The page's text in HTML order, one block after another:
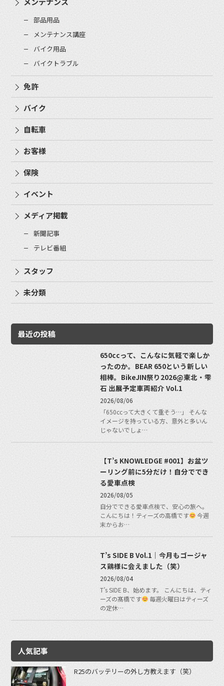
部品用品
メンテナンス講座
バイク用品
バイクトラブル
免許
バイク
自転車
お客様
保険
イベント
メディア掲載
新聞記事
テレビ番組
スタッフ
未分類
最近の投稿
650ccって、こんなに気軽で楽しか
ったのか。BEAR 650という新しい
相棒。BikeJIN祭り2026@東北・雫
石 出展予定車両紹介 Vol.1
2026/08/06
「650ccって大きくて重そう…」 そんな
イメージを持っている方、意外と多いん
じゃないでしょ…
【T’s KNOWLEDGE #001】お盆ツ
ーリング前に5分だけ！自分ででき
る愛車点検
2026/08/05
自分でできる愛車点検で、安心の旅へ。
こんにちは！ティーズの高橋です
今週
末からお…
T’s SIDE B Vol.1｜今月もゴージャ
ス鶏様に会えました（笑）
2026/08/04
T’s SIDE B、始めます。 こんにちは、ティ
ーズの髙橋です
毎週火曜日はティーズ
の定休…
人気記事
R25のバッテリーの外し方教えます（笑）